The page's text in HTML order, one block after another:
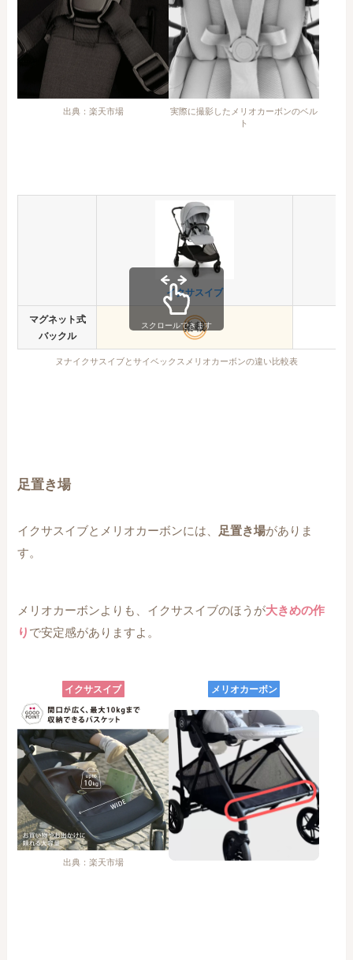
出典：楽天市場
実際に撮影したメリオカーボンのベル
ト
イクサスイブ
マグネット式
バックル
搭載
ヌナイクサスイブとサイベックスメリオカーボンの違い比較表
スクロールできます
足置き場
イクサスイブとメリオカーボンには、 足置き場がありま
す。
メリオカーボンよりも、イクサスイブのほうが大きめの作
り で安定感がありますよ。
イクサスイブ
出典：楽天市場
メリオカーボン